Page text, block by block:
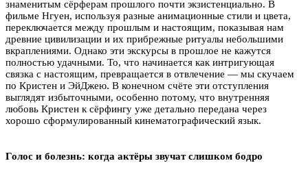
знаменитым сёрферам прошлого почти экзистенциально. В
фильме Нгуен, используя разные анимационные стили и цвета,
переключается между прошлым и настоящим, показывая нам
древние цивилизации и их прибрежные ритуалы небольшими
вкраплениями. Однако эти экскурсы в прошлое не кажутся
полностью удачными. То, что начинается как интригующая
связка с настоящим, превращается в отвлечение — мы скучаем
по Кристен и ЭйДжею. В конечном счёте эти отступления
выглядят избыточными, особенно потому, что внутренняя
любовь Кристен к сёрфингу уже детально передана через
хорошо сформулированный кинематографический язык.
Голос и болезнь: когда актёры звучат слишком бодро